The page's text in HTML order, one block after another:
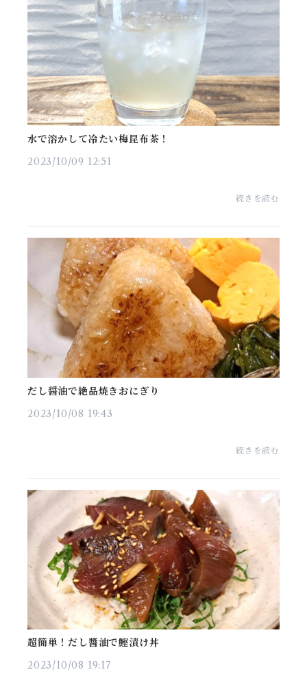
水で溶かして冷たい梅昆布茶！
2023/10/09 12:51
続きを読む
だし醤油で絶品焼きおにぎり
2023/10/08 19:43
続きを読む
超簡単！だし醬油で鰹漬け丼
2023/10/08 19:17